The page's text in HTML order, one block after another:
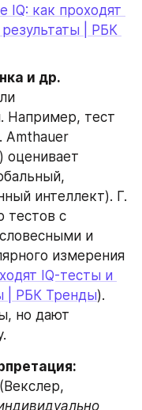
IQ: как проходят
результаты | РБК
и др.
Например, тест
Amthauer
оценивает
интеллект). Г.
тестов с
и
измерения
IQ-тесты и
| РБК Тренды).
но дают